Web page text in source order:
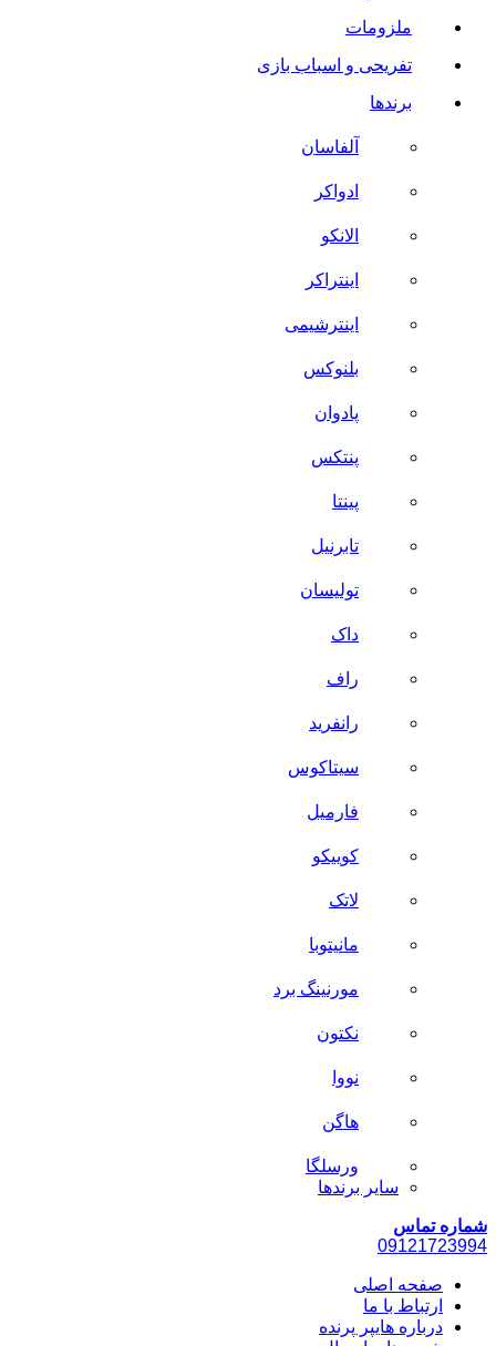
ملزومات
تفریحی و اسباب بازی
برندها
آلفاسان
ادواکر
الانکو
اینتراکر
اینترشیمی
بلنوکس
پادوان
پنتکس
پینتا
تابرنیل
تولیسان
داک
راف
رانفرید
سیتاکوس
فارمیل
کوییکو
لاتک
مانیتوبا
مورنینگ برد
نکتون
نووا
هاگن
ورسلگا
سایر برند‌ها
شماره تماس
09121723994
صفحه اصلی
ارتباط با ما
درباره هایپر پرنده